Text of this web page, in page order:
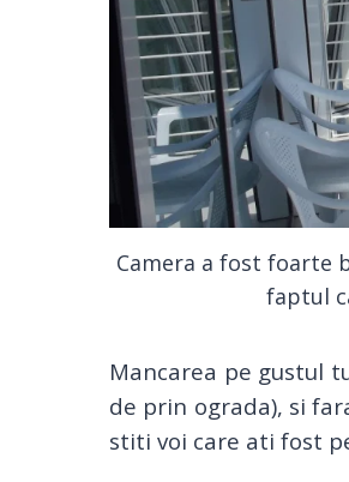
Camera a fost foarte
faptul
Mancarea pe gustul
de prin ograda), si
stiti voi care ati fost